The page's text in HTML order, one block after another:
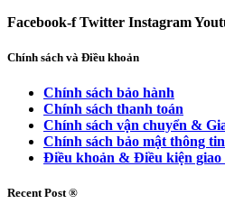
Facebook-f Twitter Instagram
Chính sách và Điều khoản
Chính sách bảo hành
Chính sách thanh toán
Chính sách vận chuyển &
Chính sách bảo mật thông
Điều khoản & Điều kiện giao
Recent Post ®